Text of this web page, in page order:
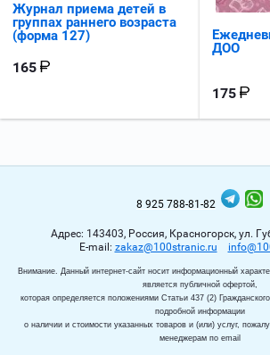
Журнал приема детей в
группах раннего возраста
(форма 127)
165
ДОО
175
8 925 788-81-82
Адрес: 143403, Россия, Красногорск, ул.
Е-mail: zakaz@100stranic.ru
Внимание. Данный интернет-сайт носит информационный
является публичной офертой,
которая определяется положениями Статьи 437 (2)
подробной информации
о наличии и стоимости указанных товаров и (или) услуг,
менеджерам по email